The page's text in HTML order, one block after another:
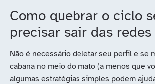
Como quebrar o ciclo
precisar sair das redes
Não é necessário deletar seu perfil e se
cabana no meio do mato (a menos que
algumas estratégias simples podem